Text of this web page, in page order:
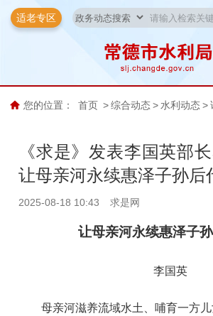
适老专区
您的位置： 首页 > 综合动态 > 水利动态 >
《求是》发表李国英部
让母亲河永续惠泽子孙后
2025-08-18 10:43 求是网
让母亲河永续惠泽子
李国英
母亲河滋养流域水土、哺育一方